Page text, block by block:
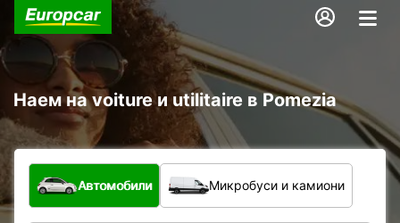
Наем на voiture и utilitaire в Pomezia
С какво превозно средство?
Автомобили Микробуси и камиони